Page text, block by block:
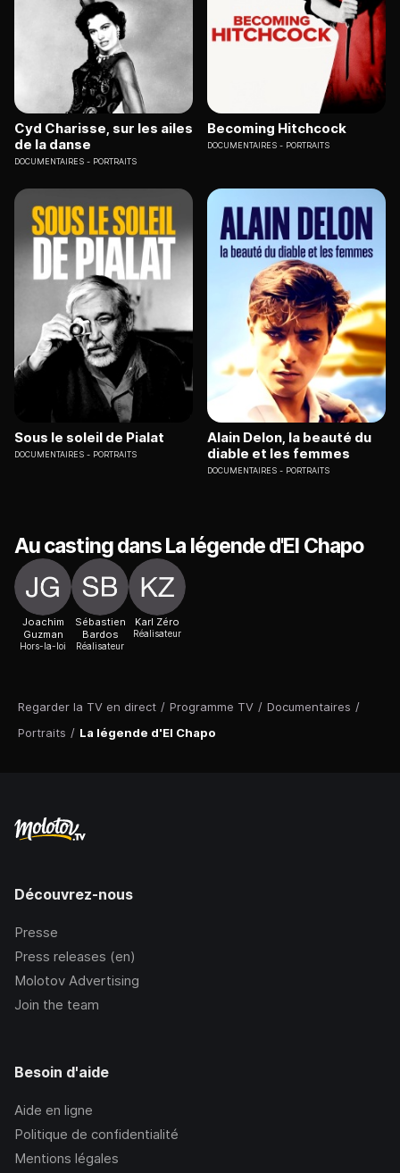
Regarder la TV en direct / Programme TV / Documentaires /
Portraits / La légende d'El Chapo
Cyd Charisse, sur les ailes
de la danse
DOCUMENTAIRES PORTRAITS
Becoming Hitchcock
DOCUMENTAIRES PORTRAITS
Sous le soleil de Pialat
DOCUMENTAIRES PORTRAITS
Alain Delon, la beauté du
diable et les femmes
DOCUMENTAIRES PORTRAITS
Au casting dans La légende d'El Chapo
Joachim
Guzman
Hors-la-loi
Sébastien
Bardos
Réalisateur
Karl Zéro
Réalisateur
Découvrez-nous
Presse
Press releases (en)
Molotov Advertising
Join the team
Besoin d'aide
Aide en ligne
Politique de confidentialité
Mentions légales